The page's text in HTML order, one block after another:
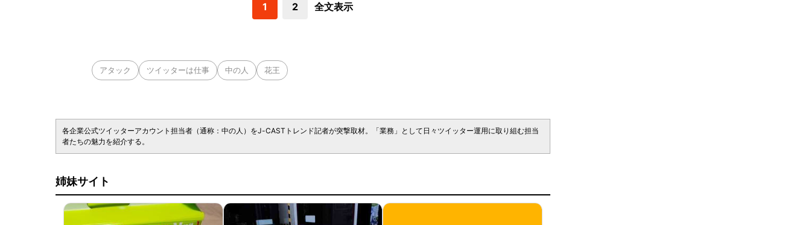
1 2 全文表示
アタック ツイッターは仕事 中の人 花王
各企業公式ツイッターアカウント担当者（通称：中の人）をJ-CASTトレンド記者が突撃取材。「業務」として日々ツイッター運用に取り組む担当
者たちの魅力を紹介する。
姉妹サイト